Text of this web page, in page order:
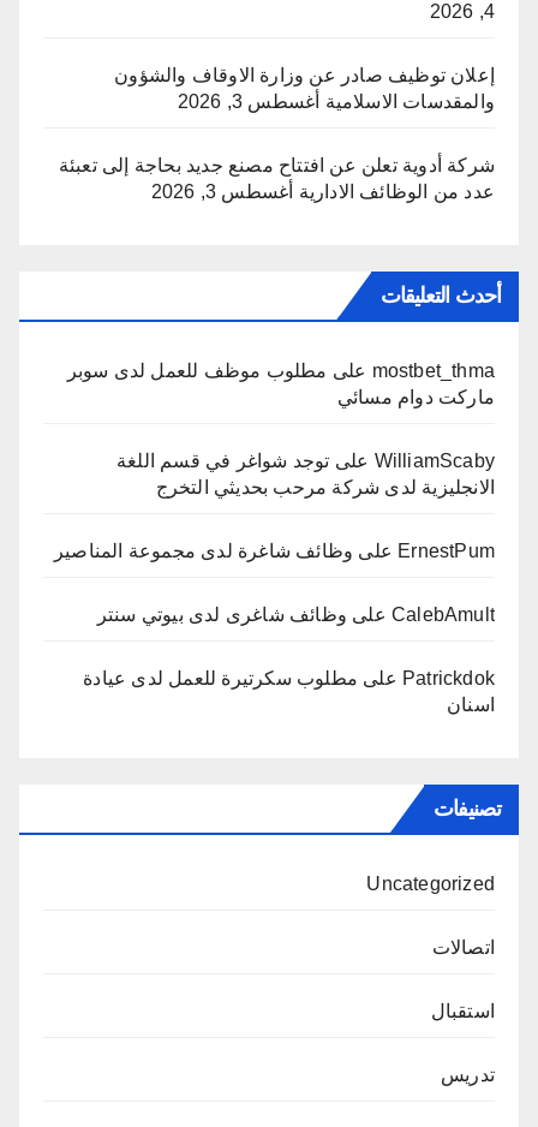
4, 2026
إعلان توظيف صادر عن وزارة الاوقاف والشؤون
والمقدسات الاسلامية أغسطس 3, 2026
شركة أدوية تعلن عن افتتاح مصنع جديد بحاجة إلى تعبئة
عدد من الوظائف الادارية أغسطس 3, 2026
أحدث التعليقات
mostbet_thma على مطلوب موظف للعمل لدى سوبر
ماركت دوام مسائي
WilliamScaby على توجد شواغر في قسم اللغة
الانجليزية لدى شركة مرحب بحديثي التخرج
ErnestPum على وظائف شاغرة لدى مجموعة المناصير
CalebAmult على وظائف شاغرى لدى بيوتي سنتر
Patrickdok على مطلوب سكرتيرة للعمل لدى عيادة
اسنان
تصنيفات
Uncategorized
اتصالات
استقبال
تدريس